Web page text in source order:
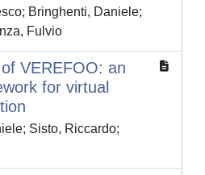
Bringhenti, Daniele;
Fulvio
VEREFOO: an
for virtual
Sisto, Riccardo;